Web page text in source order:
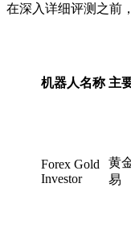
在深入详细评测之前
机器人名称 主
Forex Gold
Investor
黄
易